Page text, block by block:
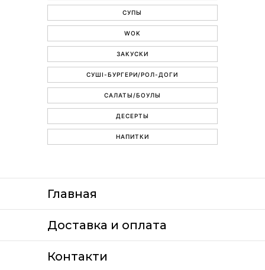
СУПЫ
WOK
ЗАКУСКИ
СУШІ-БУРГЕРИ/РОЛ-ДОГИ
САЛАТЫ/БОУЛЫ
ДЕСЕРТЫ
НАПИТКИ
Главная
Доставка и оплата
Контакти